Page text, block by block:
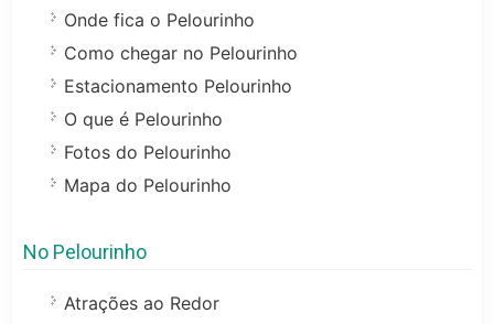
Onde fica o Pelourinho
Como chegar no Pelourinho
Estacionamento Pelourinho
O que é Pelourinho
Fotos do Pelourinho
Mapa do Pelourinho
No Pelourinho
Atrações ao Redor